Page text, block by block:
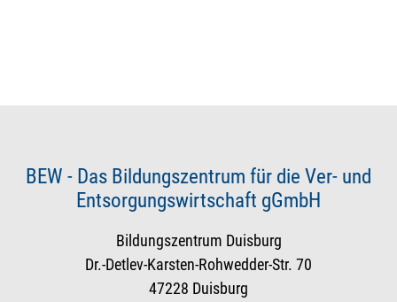
BEW - Das Bildungszentrum für die Ver- und
Entsorgungswirtschaft gGmbH
Bildungszentrum Duisburg
Dr.-Detlev-Karsten-Rohwedder-Str. 70
47228 Duisburg